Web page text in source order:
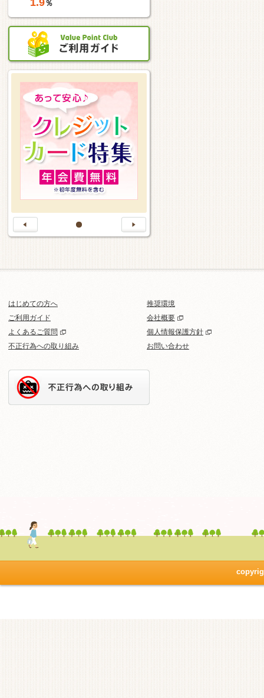
1.9％
はじめての方へ
ご利用ガイド
よくあるご質問
不正行為への取り組み
推奨環境
会社概要
個人情報保護方針
お問い合わせ